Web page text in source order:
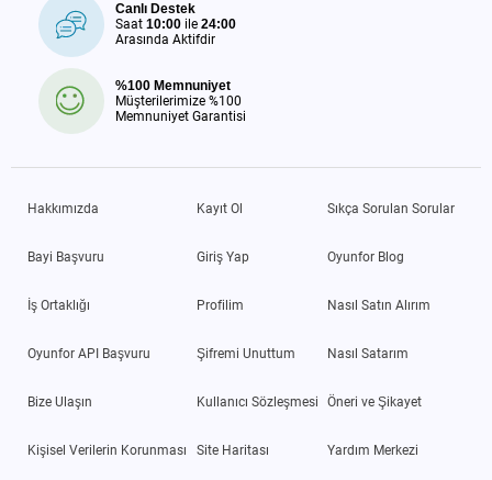
Canlı Destek
Saat 10:00 ile 24:00
Arasında Aktifdir
%100 Memnuniyet
Müşterilerimize %100
Memnuniyet Garantisi
Hakkımızda
Bayi Başvuru
İş Ortaklığı
Oyunfor API Başvuru
Bize Ulaşın
Kişisel Verilerin Korunması
Kayıt Ol
Giriş Yap
Profilim
Şifremi Unuttum
Kullanıcı Sözleşmesi
Site Haritası
Sıkça Sorulan Sorular
Oyunfor Blog
Nasıl Satın Alırım
Nasıl Satarım
Öneri ve Şikayet
Yardım Merkezi